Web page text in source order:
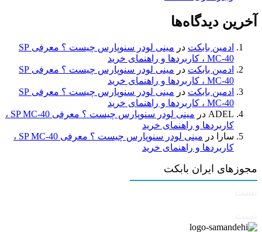
آخرین دیدگاه‌ها
ادمین بابکت در
مینی لودر سنوپارس چیست ؟ معرفی SP
MC-40 ، کاربردها و راهنمای خرید
ادمین بابکت در
مینی لودر سنوپارس چیست ؟ معرفی SP
MC-40 ، کاربردها و راهنمای خرید
ادمین بابکت در
مینی لودر سنوپارس چیست ؟ معرفی SP
MC-40 ، کاربردها و راهنمای خرید
ADEL در
مینی لودر سنوپارس چیست ؟ معرفی SP MC-40 ،
کاربردها و راهنمای خرید
سارا
در
مینی لودر سنوپارس چیست ؟ معرفی SP MC-40 ،
کاربردها و راهنمای خرید
مجوزهای ایران بابکت